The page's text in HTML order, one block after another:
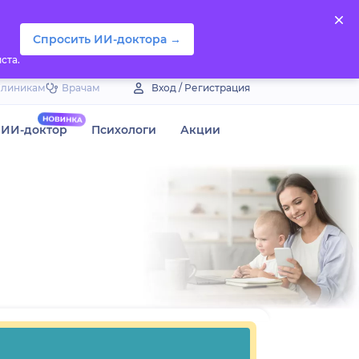
Спросить ИИ-доктора →
Врачам Вход / Регистрация
ИИ-доктор Психологи Акции